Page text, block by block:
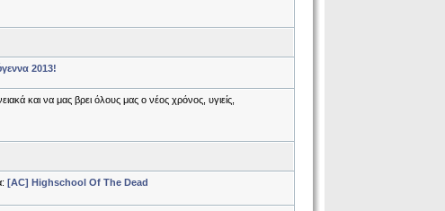
2013!
και να μας βρει όλους μας ο νέος χρόνος, υγιείς,
[AC] Highschool Of The Dead